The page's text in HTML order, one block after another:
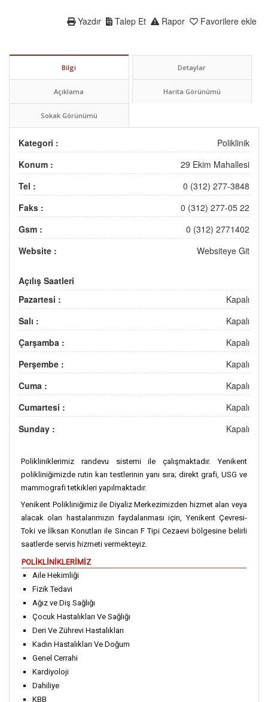
Favorilere ekle
Rapor
Talep Et
Yazdır
Bilgi Detaylar
Açıklama Harita Görünümü
Sokak Görünümü
Kategori :
Poliklinik
Konum :
29 Ekim Mahallesi
Tel :
0 (312) 277-3848
Faks :
0 (312) 277-05 22
Gsm :
0 (312) 2771402
Website :
Websiteye Git
Açılış Saatleri
Pazartesi :
Kapalı
Salı :
Kapalı
Çarşamba :
Kapalı
Perşembe :
Kapalı
Cuma :
Kapalı
Cumartesi :
Kapalı
Sunday :
Kapalı
Polikliniklerimiz randevu sistemi ile çalışmaktadır. Yenikent
polikliniğimizde rutin kan testlerinin yanı sıra; direkt grafi, USG ve
mammografi tetkikleri yapılmaktadır.
Yenikent Polikliniğimiz ile Diyaliz Merkezimizden hizmet alan veya
alacak olan hastalarımızın faydalanması için, Yenikent Çevresi-
Toki ve İlksan Konutları ile Sincan F Tipi Cezaevi bölgesine belirli
saatlerde servis hizmeti vermekteyiz.
POLİKLİNİKLERİMİZ
Aile Hekimliği
Fizik Tedavi
Ağız ve Diş Sağlığı
Çocuk Hastalıkları Ve Sağlığı
Deri Ve Zührevi Hastalıkları
Kadın Hastalıkları Ve Doğum
Genel Cerrahi
Kardiyoloji
Dahiliye
KBB